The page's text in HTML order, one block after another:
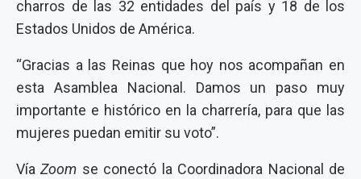
charros de las 32 entidades del país y 18 de los
Estados Unidos de América.
“Gracias a las Reinas que hoy nos acompañan en
esta Asamblea Nacional. Damos un paso muy
importante e histórico en la charrería, para que las
mujeres puedan emitir su voto”.
VíaZoom se conectó la Coordinadora Nacional de